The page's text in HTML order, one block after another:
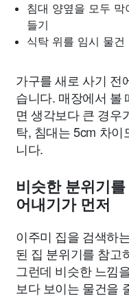
침대 양옆을 모두
들기
식탁 위를 임시 물건
가구를 새로 사기 전
습니다. 매장에서 볼
면 생각보다 큰 경우
탁, 침대는 5cm 차
니다.
비슷한 분위기
어내기가 먼저
이주미 집을 검색하
된 집 분위기를 참고
그런데 비슷한 느낌
보다 보이는 물건을